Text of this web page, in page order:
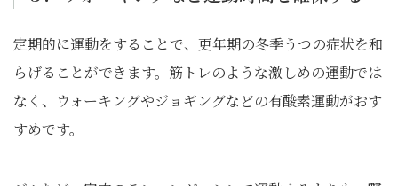
定期的に運動をすることで、更年期の冬季うつの症状を和
らげることができます。筋トレのような激しめの運動では
なく、ウォーキングやジョギングなどの有酸素運動がおす
すめです。